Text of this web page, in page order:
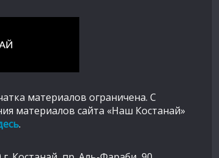
материалов ограничена. С
материалов сайта «Наш Костанай»
.